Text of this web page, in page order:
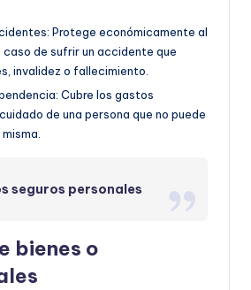
Protege económicamente al
caso de sufrir un accidente que
invalidez o fallecimiento.
Cubre los gastos
de una persona que no puede
seguros personales
bienes o